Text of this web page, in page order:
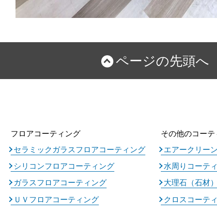
ページの先頭へ
フロアコーティング
セラミックガラスフロアコーティング
シリコンフロアコーティング
ガラスフロアコーティング
ＵＶフロアコーティング
その他のコー
エアークリー
水周りコーテ
大理石（石材
クロスコーテ